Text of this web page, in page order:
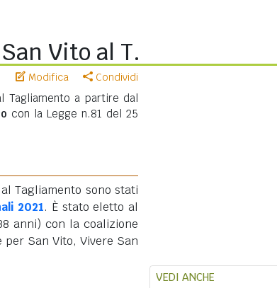
Vito al T.
Modifica Condividi
Tagliamento a partire dal
con la Legge n.81 del 25
Tagliamento sono stati
2021. È stato eletto al
anni) con la coalizione
San Vito, Vivere San
VEDI ANCHE